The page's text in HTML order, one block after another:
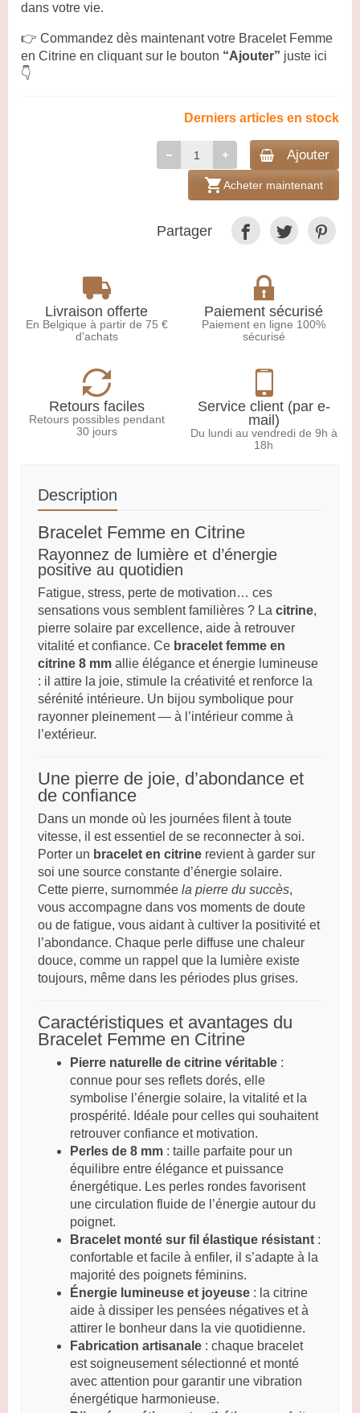
dans votre vie.
👉 Commandez dès maintenant votre Bracelet Femme
en Citrine en cliquant sur le bouton “Ajouter” juste ici
👇
Derniers articles en stock
Ajouter
shopping_cartAcheter maintenant
Partager
Livraison offerte
En Belgique à partir de 75 €
d'achats
Paiement sécurisé
Paiement en ligne 100%
sécurisé
Retours faciles
Retours possibles pendant
30 jours
Service client (par e-
mail)
Du lundi au vendredi de 9h à
18h
Description
Bracelet Femme en Citrine
Rayonnez de lumière et d’énergie
positive au quotidien
Fatigue, stress, perte de motivation… ces
sensations vous semblent familières ? La citrine,
pierre solaire par excellence, aide à retrouver
vitalité et confiance. Ce bracelet femme en
citrine 8 mm allie élégance et énergie lumineuse
: il attire la joie, stimule la créativité et renforce la
sérénité intérieure. Un bijou symbolique pour
rayonner pleinement — à l’intérieur comme à
l’extérieur.
Une pierre de joie, d’abondance et
de confiance
Dans un monde où les journées filent à toute
vitesse, il est essentiel de se reconnecter à soi.
Porter un bracelet en citrine revient à garder sur
soi une source constante d’énergie solaire.
Cette pierre, surnommée la pierre du succès,
vous accompagne dans vos moments de doute
ou de fatigue, vous aidant à cultiver la positivité et
l’abondance. Chaque perle diffuse une chaleur
douce, comme un rappel que la lumière existe
toujours, même dans les périodes plus grises.
Caractéristiques et avantages du
Bracelet Femme en Citrine
Pierre naturelle de citrine véritable :
connue pour ses reflets dorés, elle
symbolise l’énergie solaire, la vitalité et la
prospérité. Idéale pour celles qui souhaitent
retrouver confiance et motivation.
Perles de 8 mm : taille parfaite pour un
équilibre entre élégance et puissance
énergétique. Les perles rondes favorisent
une circulation fluide de l’énergie autour du
poignet.
Bracelet monté sur fil élastique résistant :
confortable et facile à enfiler, il s’adapte à la
majorité des poignets féminins.
Énergie lumineuse et joyeuse : la citrine
aide à dissiper les pensées négatives et à
attirer le bonheur dans la vie quotidienne.
Fabrication artisanale : chaque bracelet
est soigneusement sélectionné et monté
avec attention pour garantir une vibration
énergétique harmonieuse.